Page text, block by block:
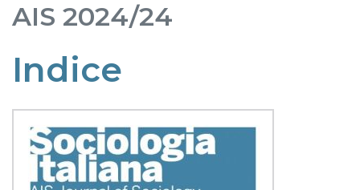
AIS 2024/24
Indice